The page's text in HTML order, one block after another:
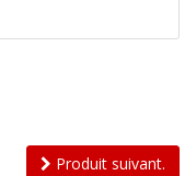
Produit suivant.